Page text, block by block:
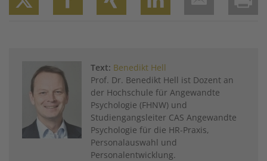
Text: Benedikt Hell
Prof. Dr. Benedikt Hell ist Dozent an
der Hochschule für Angewandte
Psychologie (FHNW) und
Studiengangsleiter CAS Angewandte
Psychologie für die HR-Praxis,
Personalauswahl und
Personalentwicklung.